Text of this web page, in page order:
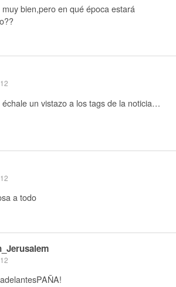
bien,pero en qué época estará
un vistazo a los tags de la noticia…
a todo